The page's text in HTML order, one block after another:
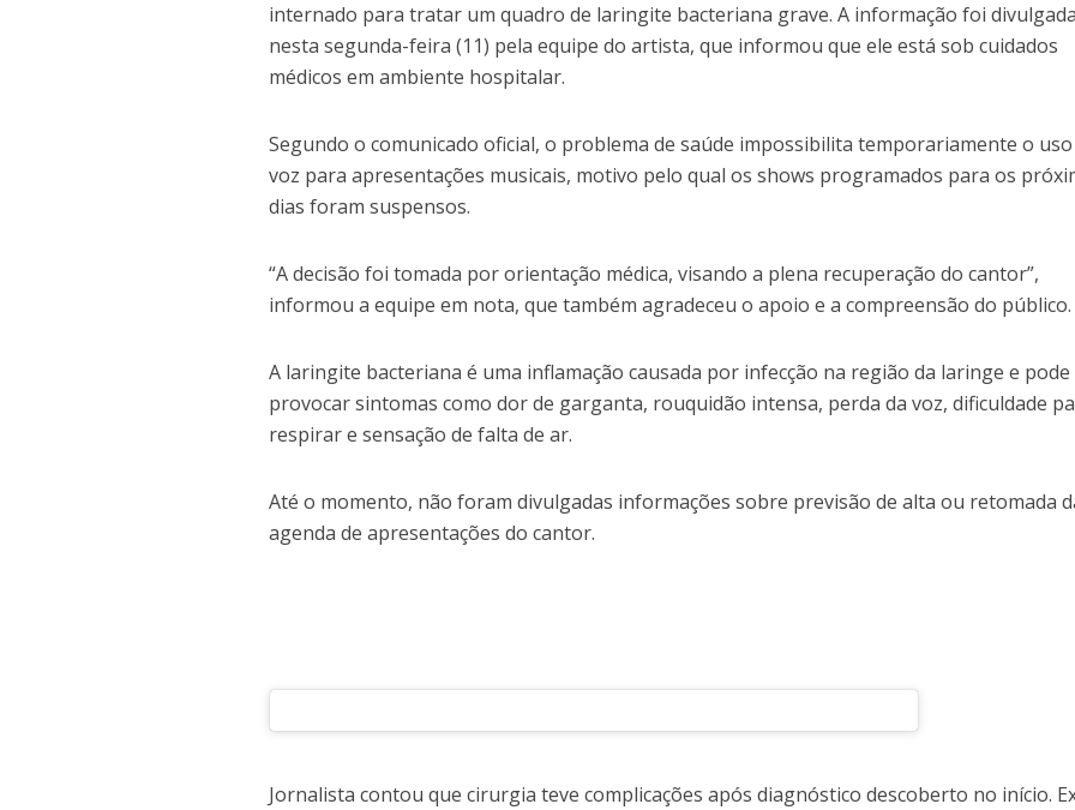
internado para tratar um quadro de laringite bacteriana grave. A informação foi divulgada
nesta segunda-feira (11) pela equipe do artista, que informou que ele está sob cuidados
médicos em ambiente hospitalar.
Segundo o comunicado oficial, o problema de saúde impossibilita temporariamente o uso
voz para apresentações musicais, motivo pelo qual os shows programados para os
dias foram suspensos.
“A decisão foi tomada por orientação médica, visando a plena recuperação do cantor”,
informou a equipe em nota, que também agradeceu o apoio e a compreensão do público.
A laringite bacteriana é uma inflamação causada por infecção na região da laringe e pode
provocar sintomas como dor de garganta, rouquidão intensa, perda da voz, dificuldade
respirar e sensação de falta de ar.
Até o momento, não foram divulgadas informações sobre previsão de alta ou retomada
agenda de apresentações do cantor.
Jornalista contou que cirurgia teve complicações após diagnóstico descoberto no início.